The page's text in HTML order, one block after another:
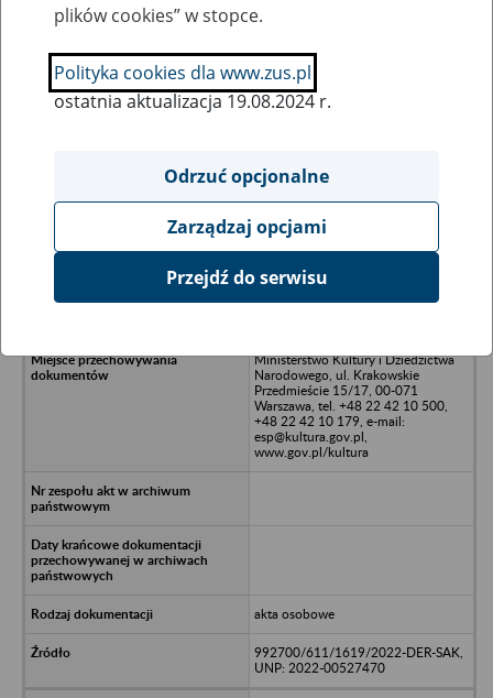
SZUKAJ
Ukryj wszystkie pozycje bazy
Zjednoczenie Przemysłu
Ministerstwo Kultury i Dziedzictwa
Narodowego, ul. Krakowskie
Przedmieście 15/17, 00-071
Warszawa, tel. +48 22 42 10 500,
+48 22 42 10 179, e-mail:
esp@kultura.gov.pl,
www.gov.pl/kultura
akta osobowe
992700/611/1619/2022-DER-SAK,
UNP: 2022-00527470
plików cookies” w stopce.
Polityka cookies dla www.zus.pl
ostatnia aktualizacja 19.08.2024 r.
Odrzuć opcjonalne
Zarządzaj opcjami
Przejdź do serwisu